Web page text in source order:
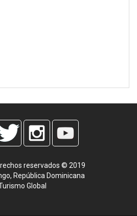
reservados © 2019
República Dominicana
Global